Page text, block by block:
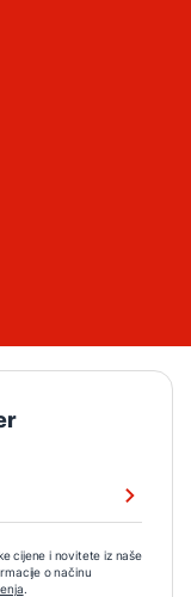
cijene i novitete iz naše
o načinu
.